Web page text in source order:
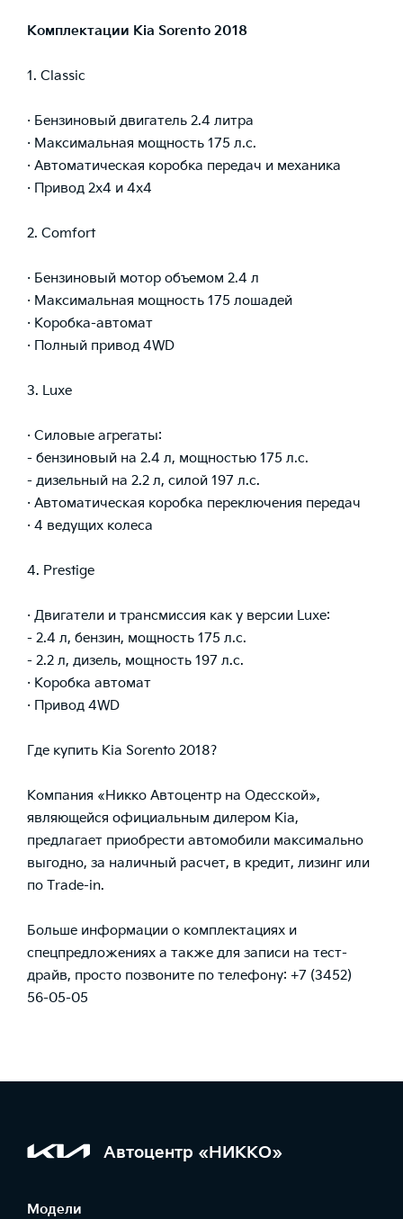
Комплектации Kia Sorento 2018
1. Classic
· Бензиновый двигатель 2.4 литра
· Максимальная мощность 175 л.с.
· Автоматическая коробка передач и механика
· Привод 2х4 и 4х4
2. Comfort
· Бензиновый мотор объемом 2.4 л
· Максимальная мощность 175 лошадей
· Коробка-автомат
· Полный привод 4WD
3. Luxe
· Силовые агрегаты:
- бензиновый на 2.4 л, мощностью 175 л.с.
- дизельный на 2.2 л, силой 197 л.с.
· Автоматическая коробка переключения передач
· 4 ведущих колеса
4. Prestige
· Двигатели и трансмиссия как у версии Luxe:
- 2.4 л, бензин, мощность 175 л.с.
- 2.2 л, дизель, мощность 197 л.с.
· Коробка автомат
· Привод 4WD
Где купить Kia Sorento 2018?
Компания «Никко Автоцентр на Одесской»,
являющейся официальным дилером Kia,
предлагает приобрести автомобили максимально
выгодно, за наличный расчет, в кредит, лизинг или
по Trade-in.
Больше информации о комплектациях и
спецпредложениях а также для записи на тест-
драйв, просто позвоните по телефону: +7 (3452)
56-05-05
Автоцентр «НИККО»
Модели